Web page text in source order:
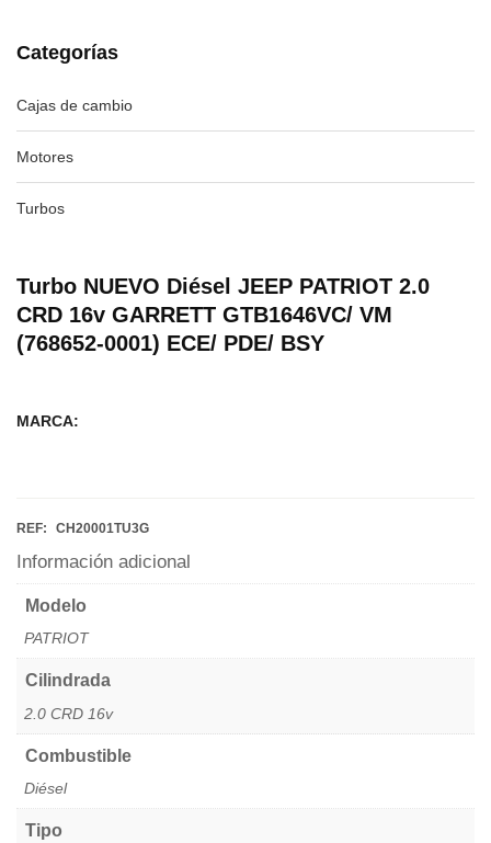
Categorías
Cajas de cambio
Motores
Turbos
Turbo NUEVO Diésel JEEP PATRIOT 2.0
CRD 16v GARRETT GTB1646VC/ VM
(768652-0001) ECE/ PDE/ BSY
MARCA:
REF: CH20001TU3G
Información adicional
Modelo
PATRIOT
Cilindrada
2.0 CRD 16v
Combustible
Diésel
Tipo